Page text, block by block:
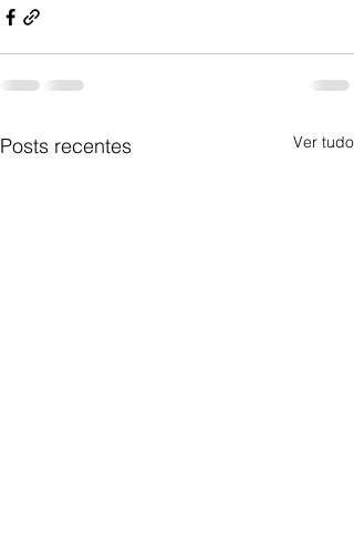
Posts recentes Ver tudo